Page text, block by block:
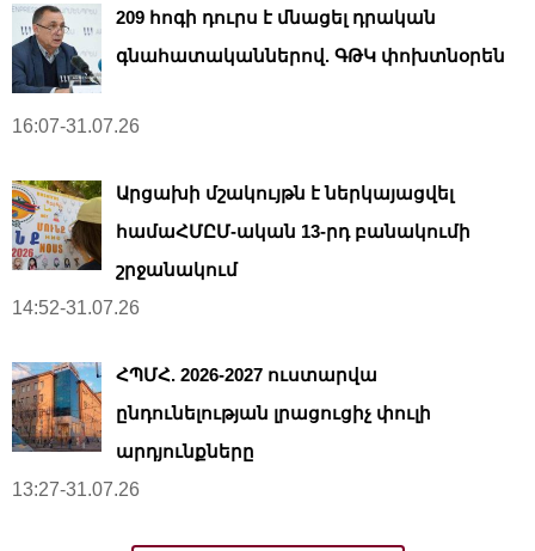
209 հոգի դուրս է մնացել դրական
գնահատականներով. ԳԹԿ փոխտնօրեն
16:07-31.07.26
Արցախի մշակույթն է ներկայացվել
համաՀՄԸՄ-ական 13-րդ բանակումի
շրջանակում
14:52-31.07.26
ՀՊՄՀ. 2026-2027 ուստարվա
ընդունելության լրացուցիչ փուլի
արդյունքները
13:27-31.07.26